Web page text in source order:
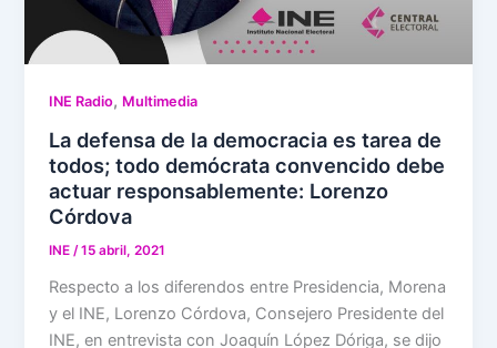
INE Radio, Multimedia
La defensa de la democracia es tarea de
todos; todo demócrata convencido debe
actuar responsablemente: Lorenzo
Córdova
INE/15 abril, 2021
Respecto a los diferendos entre Presidencia, Morena
y el INE, Lorenzo Córdova, Consejero Presidente del
INE, en entrevista con Joaquín López Dóriga, se dijo